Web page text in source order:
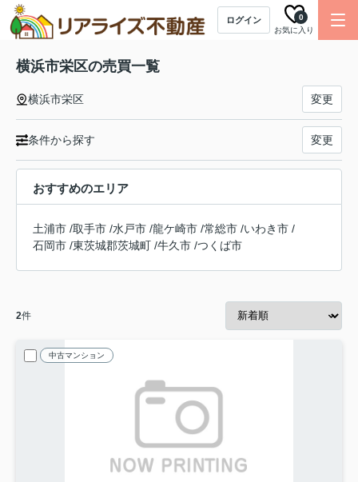
ログイン
お気に入り
0
横浜市栄区の売買一覧
横浜市栄区 変更
条件から探す 変更
おすすめのエリア
土浦市 /取手市 /水戸市 /龍ケ崎市 /常総市 /いわき市 /
石岡市 /東茨城郡茨城町 /牛久市 /つくば市
2件
中古マンション